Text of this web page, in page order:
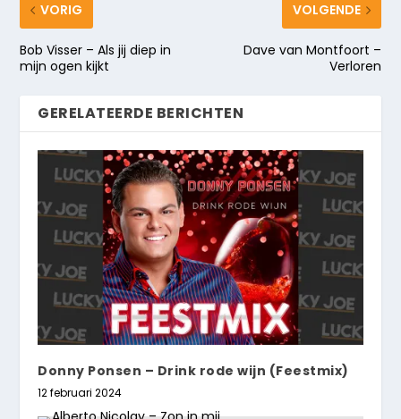
VORIG
Bob Visser – Als jij diep in
mijn ogen kijkt
VOLGENDE
Dave van Montfoort –
Verloren
GERELATEERDE BERICHTEN
Donny Ponsen – Drink rode wijn (Feestmix)
12 februari 2024